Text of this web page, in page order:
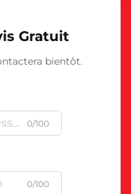
Gratuit
bientôt.
0/100
0/100